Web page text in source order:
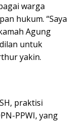
warga
hukum. “Saya
Agung
untuk
yakin.
praktisi
PPWI, yang